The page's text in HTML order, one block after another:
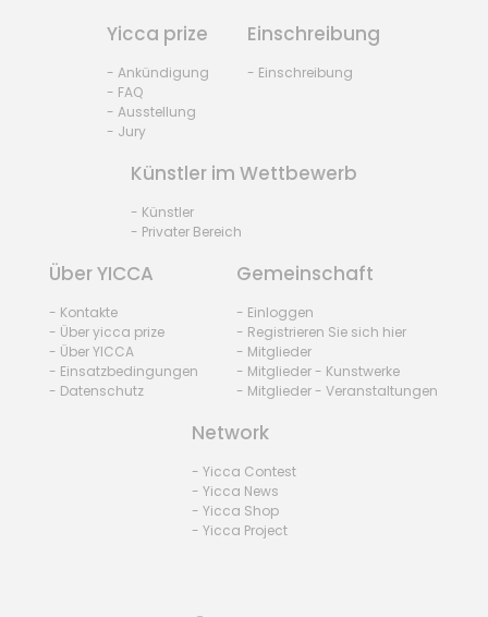
Yicca prize
- Ankündigung
- FAQ
- Ausstellung
- Jury
Einschreibung
- Einschreibung
Künstler im Wettbewerb
- Künstler
- Privater Bereich
Über YICCA
- Kontakte
- Über yicca prize
- Über YICCA
- Einsatzbedingungen
- Datenschutz
Gemeinschaft
- Einloggen
- Registrieren Sie sich hier
- Mitglieder
- Mitglieder - Kunstwerke
- Mitglieder - Veranstaltungen
Network
- Yicca Contest
- Yicca News
- Yicca Shop
- Yicca Project